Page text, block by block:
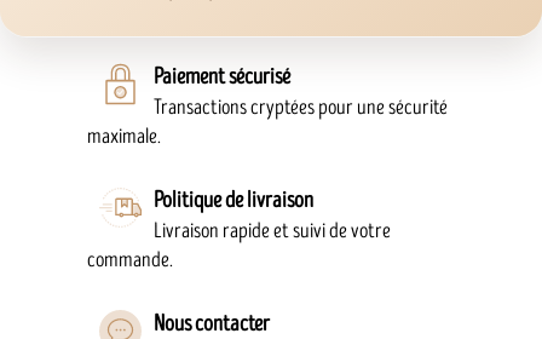
Paiement sécurisé
Transactions cryptées pour une sécurité
maximale.
Politique de livraison
Livraison rapide et suivi de votre
commande.
Nous contacter